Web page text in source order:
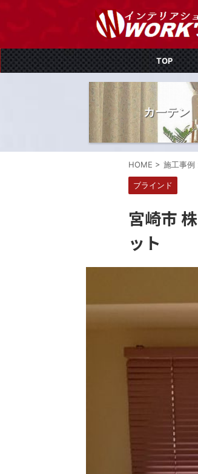
TOP
カーテン
HOME > 施工事例
ブラインド
宮崎市
ット